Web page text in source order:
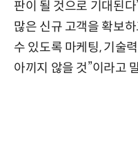
판이 될 것으로 기대된
많은 신규 고객을 확보
수 있도록 마케팅, 기술
아끼지 않을 것”이라고